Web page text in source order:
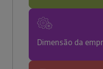
Dimensão da